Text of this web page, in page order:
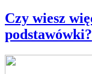
Czy wiesz
podstawówki?